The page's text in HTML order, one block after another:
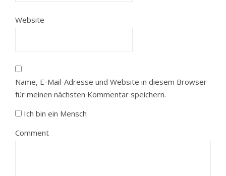
Website
Name, E-Mail-Adresse und Website in diesem Browser
für meinen nächsten Kommentar speichern.
Ich bin ein Mensch
Comment